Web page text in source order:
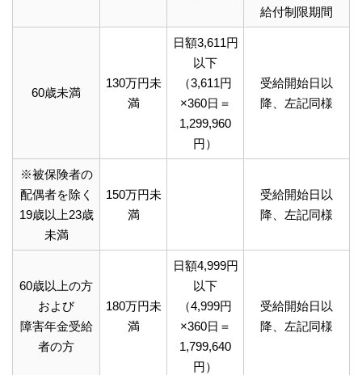
給付制限期間
60歳未満
130万円未
満
日額3,611円
以下
（3,611円
×360日＝
1,299,960
円）
受給開始日以
降、左記同様
※被保険者の
配偶者を除く
19歳以上23歳
未満
150万円未
満
受給開始日以
降、左記同様
60歳以上の方
および
障害年金受給
者の方
180万円未
満
日額4,999円
以下
（4,999円
×360日＝
1,799,640
円）
受給開始日以
降、左記同様